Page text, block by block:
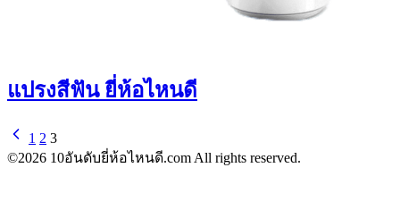
แปรงสีฟัน ยี่ห้อไหนดี
1 2 3
©2026 10อันดับยี่ห้อไหนดี.com All rights reserved.